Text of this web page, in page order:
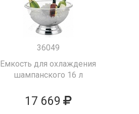
36049
Емкость для охлаждения
шампанского 16 л
17 669